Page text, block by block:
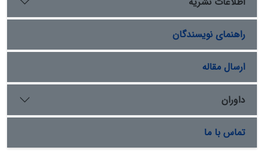
نتایج این پژوهش نشان می­دهد وضعیت سلامت حوزۀ آبخیز
با کسب امتیاز 8 در سال 1395 وضعیت سرطان پیشرفته را
می­تواند در وضعیت سرطان عود کننده قرار گیرد.
راهنمای نویسندگان
ارسال مقاله
داوران
تماس با ما